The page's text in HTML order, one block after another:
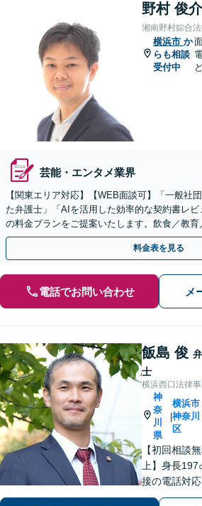
野村 俊
湘南野村綜合
横浜市 か
らも相談
受付中
芸能・エンタメ業界
【関東エリア対応】【WEB面談可】「一般社
た弁護士」「AIを活用した効率的な契約書レ
の料金プランをご提案いたします。飲食／教
動産／メーカー／社会福祉法人など幅広い業界
料金表を見る
電話でお問い合わせ メ
飯島 俊
士
横浜西口法律
神
奈
川
県
|
横浜市
神奈川
区
【初回相談
上】身長
接の電話対
などの金銭